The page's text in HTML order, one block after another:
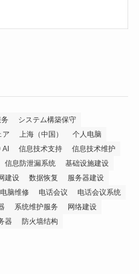
システム構築保守
ア 上海（中国）
个人电脑
信息技术支持
信息技术维护
信息防泄漏系统
基础设施建设
建设 数据恢复
服务器建设
电脑维修 电话会议
电话会议系统
系统维护服务
网络建设
器 防火墙结构